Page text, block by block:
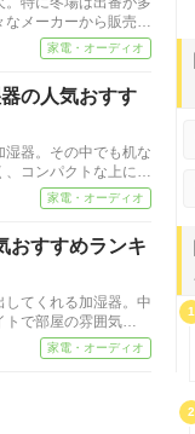
なメーカーから販売…
家電・オーディオ
の人気おすす
器。その中でも机な
、コンパクトな上に…
家電・オーディオ
おすすめランキ
てくれる加湿器。中
トで部屋の雰囲気…
家電・オーディオ
1
2